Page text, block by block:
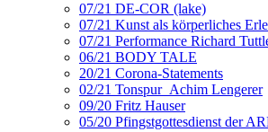
07/21 DE-COR (lake)
07/21 Kunst als körperliches
07/21 Performance Richard
06/21 BODY TALE
20/21 Corona-Statements
02/21 Tonspur_Achim Lengerer
09/20 Fritz Hauser
05/20 Pfingstgottesdienst der